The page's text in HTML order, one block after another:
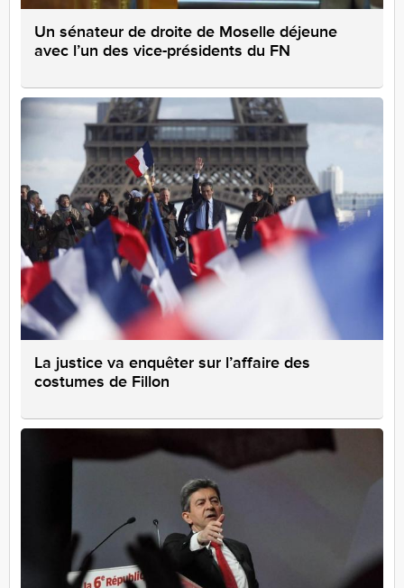
Un sénateur de droite de Moselle déjeune
avec l’un des vice-présidents du FN
La justice va enquêter sur l’affaire des
costumes de Fillon